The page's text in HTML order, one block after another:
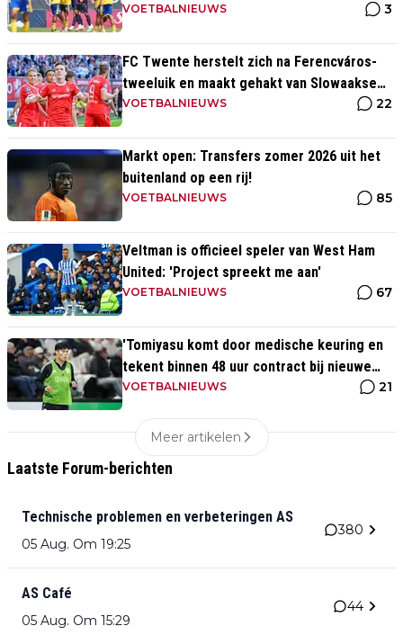
VOETBALNIEUWS 3
FC Twente herstelt zich na Ferencváros-
tweeluik en maakt gehakt van Slowaakse
opponent
VOETBALNIEUWS 22
Markt open: Transfers zomer 2026 uit het
buitenland op een rij!
VOETBALNIEUWS 85
Veltman is officieel speler van West Ham
United: 'Project spreekt me aan'
VOETBALNIEUWS 67
'Tomiyasu komt door medische keuring en
tekent binnen 48 uur contract bij nieuwe
club'
VOETBALNIEUWS 21
Meer artikelen
Laatste Forum-berichten
Technische problemen en verbeteringen AS
05 Aug. Om 19:25
380
AS Café
05 Aug. Om 15:29
44